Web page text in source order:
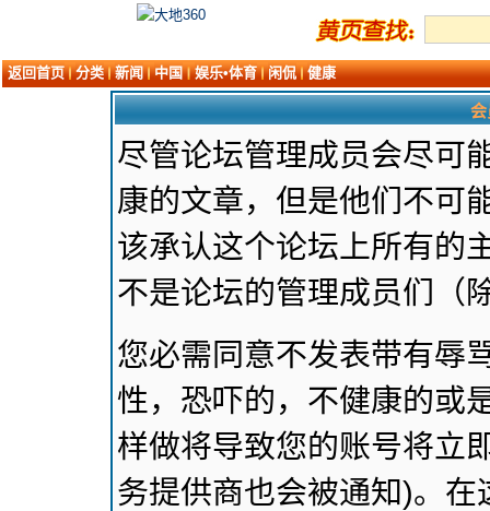
返回首页 分类 新闻 中国 娱乐•体育 闲侃 健康
会
尽管论坛管理成员会尽可
康的文章，但是他们不可
该承认这个论坛上所有的
不是论坛的管理成员们（
您必需同意不发表带有辱
性，恐吓的，不健康的或
样做将导致您的账号将立
务提供商也会被通知)。